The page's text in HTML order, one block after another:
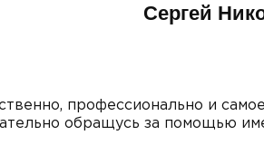
Сергей
профессионально и
обращусь за помощью